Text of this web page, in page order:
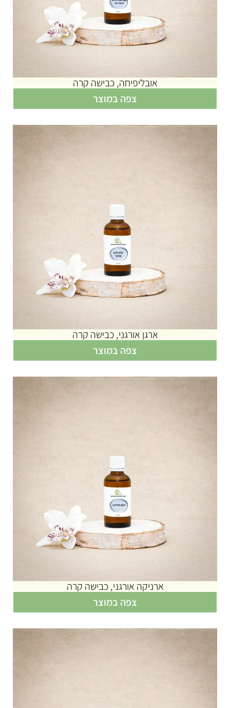
אובליפיחה, כבישה קרה
צפה במוצר
ארגן אורגני, כבישה קרה
צפה במוצר
ארניקה אורגני, כבישה קרה
צפה במוצר